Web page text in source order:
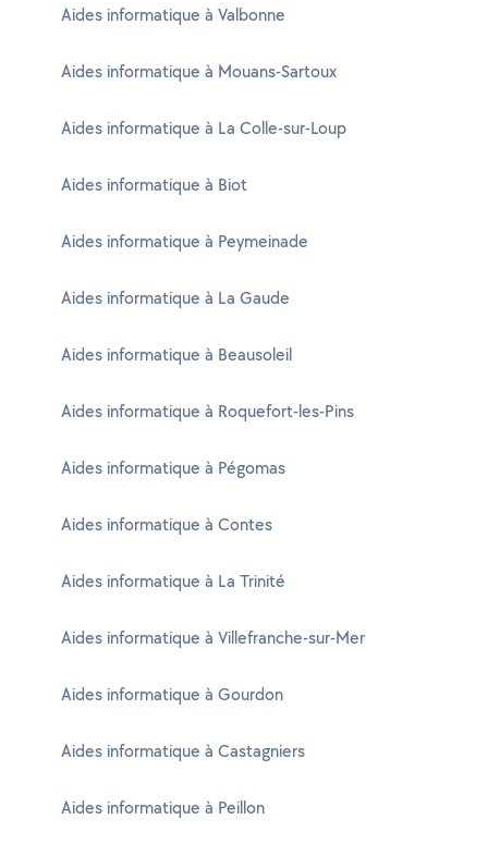
Aides informatique à Valbonne
Aides informatique à Mouans-Sartoux
Aides informatique à La Colle-sur-Loup
Aides informatique à Biot
Aides informatique à Peymeinade
Aides informatique à La Gaude
Aides informatique à Beausoleil
Aides informatique à Roquefort-les-Pins
Aides informatique à Pégomas
Aides informatique à Contes
Aides informatique à La Trinité
Aides informatique à Villefranche-sur-Mer
Aides informatique à Gourdon
Aides informatique à Castagniers
Aides informatique à Peillon